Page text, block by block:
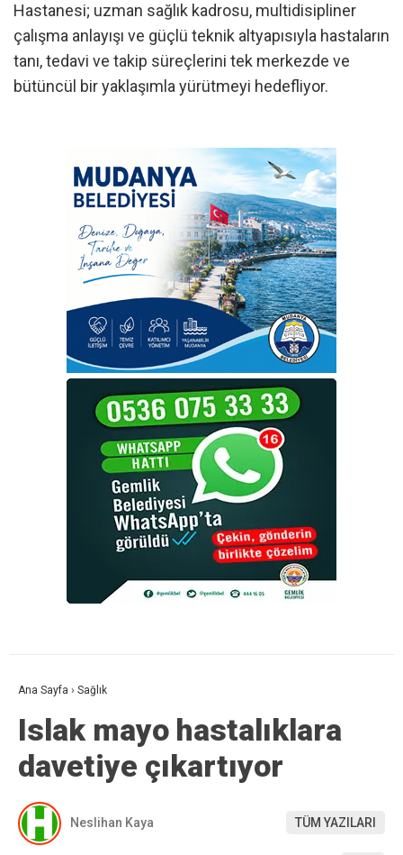
Hastanesi; uzman sağlık kadrosu, multidisipliner
çalışma anlayışı ve güçlü teknik altyapısıyla hastaların
tanı, tedavi ve takip süreçlerini tek merkezde ve
bütüncül bir yaklaşımla yürütmeyi hedefliyor.
Ana Sayfa › Sağlık
Islak mayo hastalıklara
davetiye çıkartıyor
Neslihan Kaya TÜM YAZILARI